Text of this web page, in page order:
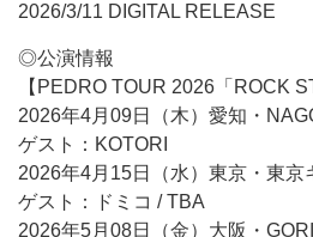
2026/3/11 DIGITAL RELEASE
◎公演情報
【PEDRO TOUR 2026「ROCK
2026年4月09日（木）愛知・
ゲスト：KOTORI
2026年4月15日（水）東京・東京
ゲスト：ドミコ / TBA
2026年5月08日（金）大阪・